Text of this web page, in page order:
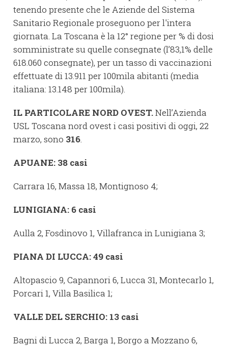
tenendo presente che le Aziende del Sistema
Sanitario Regionale proseguono per l'intera
giornata. La Toscana è la 12° regione per % di dosi
somministrate su quelle consegnate (l’83,1% delle
618.060 consegnate), per un tasso di vaccinazioni
effettuate di 13.911 per 100mila abitanti (media
italiana: 13.148 per 100mila).
IL PARTICOLARE NORD OVEST.Nell’Azienda
USL Toscana nord ovest i casi positivi di oggi, 22
marzo, sono 316.
APUANE: 38 casi
Carrara 16, Massa 18, Montignoso 4;
LUNIGIANA: 6 casi
Aulla 2, Fosdinovo 1, Villafranca in Lunigiana 3;
PIANA DI LUCCA:49 casi
Altopascio 9, Capannori 6, Lucca 31, Montecarlo 1,
Porcari 1, Villa Basilica 1;
VALLE DEL SERCHIO: 13 casi
Bagni di Lucca 2, Barga 1, Borgo a Mozzano 6,